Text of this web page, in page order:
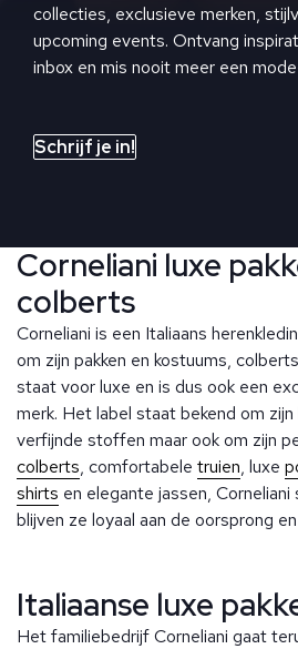
collecties, exclusieve merken,
upcoming events. Ontvang
inbox en mis nooit meer een
Schrijf je in!
Corneliani luxe
colberts
Corneliani is een Italiaans
om zijn pakken en kostuums,
staat voor luxe en is dus ook een
merk. Het label staat bekend om
verfijnde stoffen maar ook om zijn
colberts, comfortabele truien, luxe
shirts en elegante jassen,
blijven ze loyaal aan de oorsprong
Italiaanse luxe
Het familiebedrijf Corneliani gaat